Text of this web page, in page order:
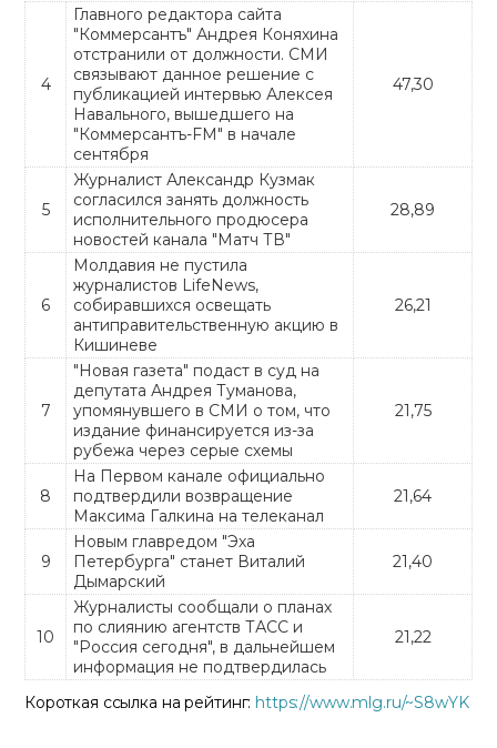
4
Главного редактора сайта
"Коммерсантъ" Андрея Коняхина
отстранили от должности. СМИ
связывают данное решение с
публикацией интервью Алексея
Навального, вышедшего на
"Коммерсантъ-FM" в начале
сентября
47,30
5
Журналист Александр Кузмак
согласился занять должность
исполнительного продюсера
новостей канала "Матч ТВ"
28,89
6
Молдавия не пустила
журналистов LifeNews,
собиравшихся освещать
антиправительственную акцию в
Кишиневе
26,21
7
"Новая газета" подаст в суд на
депутата Андрея Туманова,
упомянувшего в СМИ о том, что
издание финансируется из-за
рубежа через серые схемы
21,75
8
На Первом канале официально
подтвердили возвращение
Максима Галкина на телеканал
21,64
9
Новым главредом "Эха
Петербурга" станет Виталий
Дымарский
21,40
10
Журналисты сообщали о планах
по слиянию агентств ТАСС и
"Россия сегодня", в дальнейшем
информация не подтвердилась
21,22
Короткая ссылка на рейтинг: https://www.mlg.ru/~S8wYK